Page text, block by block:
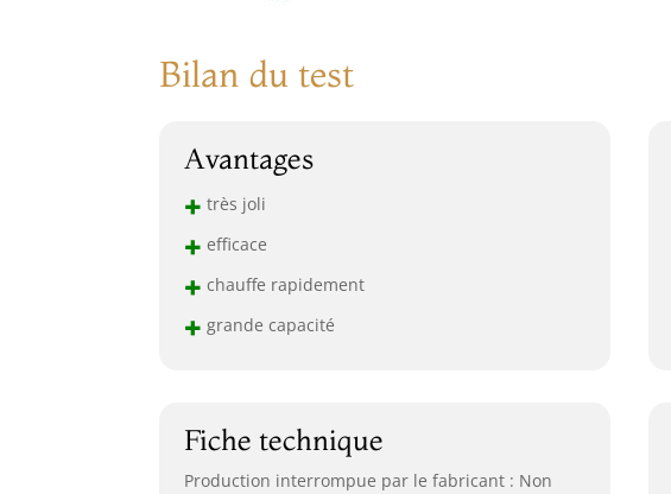
Bilan du test
Avantages
+ très joli
+ efficace
+ chauffe rapidement
+ grande capacité
Fiche technique
Production interrompue par le fabricant : Non